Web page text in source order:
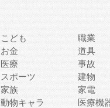
こども 職業
お金 道具
医療 事故
スポーツ 建物
家族 家電
動物キャラ 医療機